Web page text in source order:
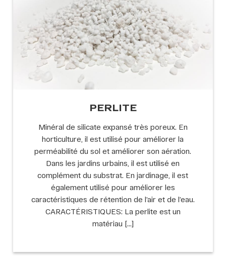
PERLITE
Minéral de silicate expansé très poreux. En
horticulture, il est utilisé pour améliorer la
perméabilité du sol et améliorer son aération.
Dans les jardins urbains, il est utilisé en
complément du substrat. En jardinage, il est
également utilisé pour améliorer les
caractéristiques de rétention de l’air et de l’eau.
CARACTÉRISTIQUES: La perlite est un
matériau […]